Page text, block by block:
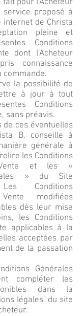
service proposé à
de Christa
pleine et
Conditions
dont l’Acheteur
connaissance
commande.
la possibilité de
à jour à tout
Conditions
sans préavis.
ces éventuelles
B. conseille à
générale à
les Conditions
et les «
» du Site
Conditions
modifiées
dès leur mise
les Conditions
applicables à la
acceptées par
de la passation
Générales
compléter les
dans la
légales" du site